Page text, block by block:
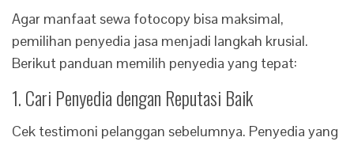
Agar manfaat sewa fotocopy bisa maksimal,
pemilihan penyedia jasa menjadi langkah krusial.
Berikut panduan memilih penyedia yang tepat:
1. Cari Penyedia dengan Reputasi Baik
Cek testimoni pelanggan sebelumnya. Penyedia yang